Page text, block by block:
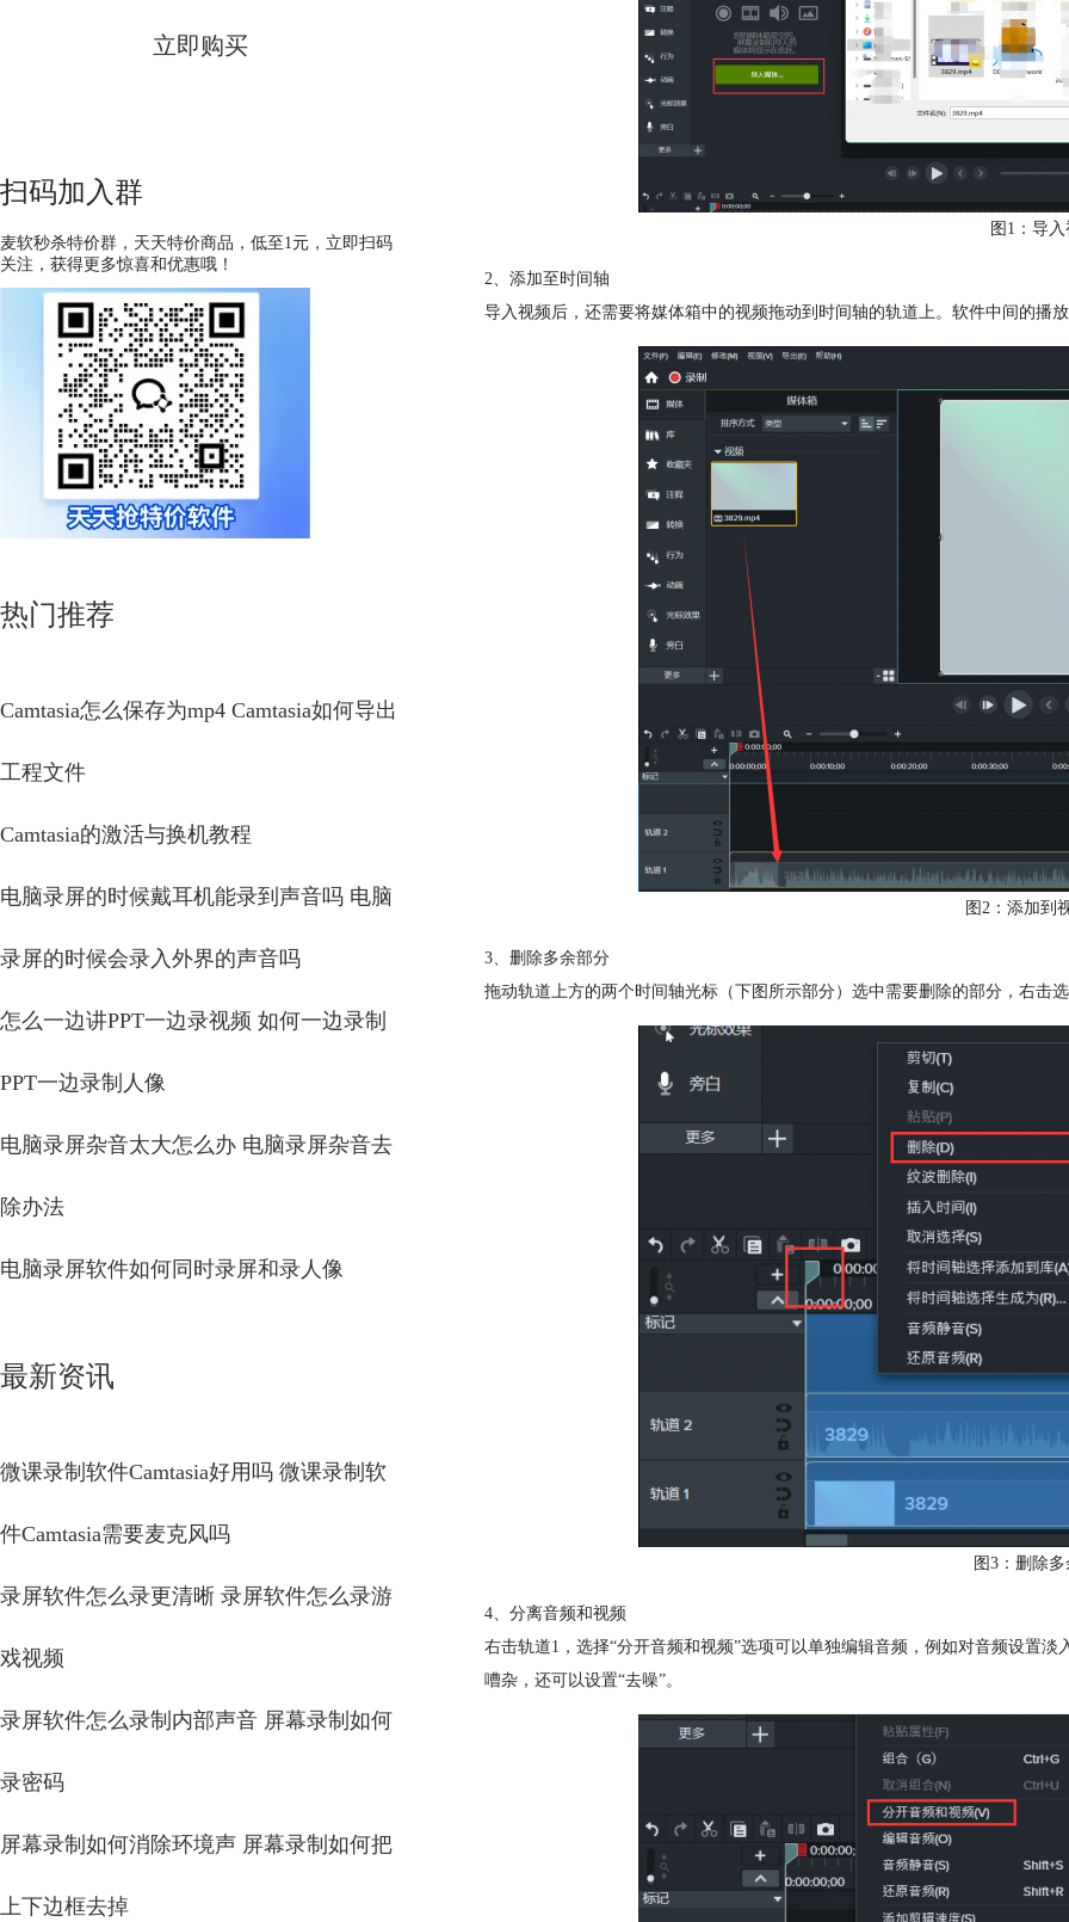
立即购买
扫码加入群
麦软秒杀特价群，天天特价商品，低至1元，立即扫码
关注，获得更多惊喜和优惠哦！
热门推荐
Camtasia怎么保存为mp4 Camtasia如何导出
工程文件
Camtasia的激活与换机教程
电脑录屏的时候戴耳机能录到声音吗 电脑
录屏的时候会录入外界的声音吗
怎么一边讲PPT一边录视频 如何一边录制
PPT一边录制人像
电脑录屏杂音太大怎么办 电脑录屏杂音去
除办法
电脑录屏软件如何同时录屏和录人像
最新资讯
微课录制软件Camtasia好用吗 微课录制软
件Camtasia需要麦克风吗
录屏软件怎么录更清晰 录屏软件怎么录游
戏视频
录屏软件怎么录制内部声音 屏幕录制如何
录密码
屏幕录制如何消除环境声 屏幕录制如何把
上下边框去掉
图1：导
2、添加至时间轴
导入视频后，还需要将媒体箱中的视频拖动到时间轴的轨道上。软件中间的播
图2：添加到
3、删除多余部分
拖动轨道上方的两个时间轴光标（下图所示部分）选中需要删除的部分，右击
图3：删除
4、分离音频和视频
右击轨道1，选择“分开音频和视频”选项可以单独编辑音频，例如对音频设置
嘈杂，还可以设置“去噪”。